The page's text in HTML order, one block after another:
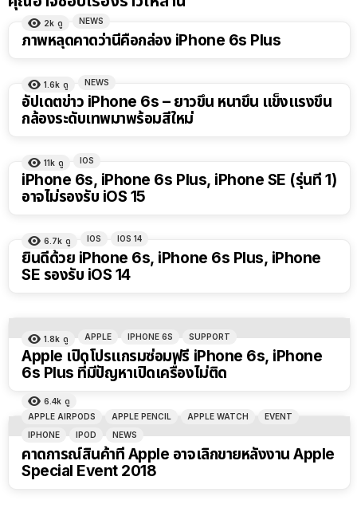
2k ดู NEWS
ภาพหลุดคาดว่านี่คือกล่อง iPhone 6s Plus
1.6k ดู NEWS
อัปเดตข่าว iPhone 6s – ยาวขึ้น หนาขึ้น แข็งแรงขึ้น
กล้องระดับเทพมาพร้อมสีใหม่
11k ดู IOS
iPhone 6s, iPhone 6s Plus, iPhone SE (รุ่นที่ 1)
อาจไม่รองรับ iOS 15
6.7k ดู IOS IOS 14
ยินดีด้วย iPhone 6s, iPhone 6s Plus, iPhone
SE รองรับ iOS 14
1.8k ดู APPLE IPHONE 6S SUPPORT
Apple เปิดโปรแกรมซ่อมฟรี iPhone 6s, iPhone
6s Plus ที่มีปัญหาเปิดเครื่องไม่ติด
6.4k ดู
APPLE AIRPODS
APPLE PENCIL APPLE WATCH
EVENT
IPHONE
IPOD NEWS
คาดการณ์สินค้าที่ Apple อาจเลิกขายหลังงาน Apple
Special Event 2018